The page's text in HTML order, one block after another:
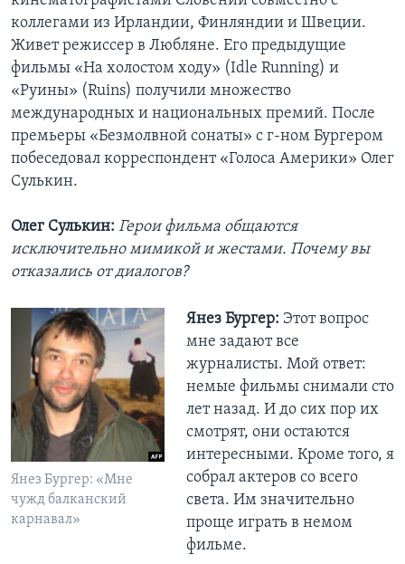
коллегами из Ирландии, Финляндии и Швеции.
Живет режиссер в Любляне. Его предыдущие
фильмы «На холостом ходу» (Idle Running) и
«Руины» (Ruins) получили множество
международных и национальных премий. После
премьеры «Безмолвной сонаты» с г-ном Бургером
побеседовал корреспондент «Голоса Америки» Олег
Сулькин.
Олег Сулькин: Герои фильма общаются
исключительно мимикой и жестами. Почему вы
отказались от диалогов?
Янез Бургер: «Мне
чужд балканский
карнавал»
Янез Бургер: Этот вопрос
мне задают все
журналисты. Мой ответ:
немые фильмы снимали сто
лет назад. И до сих пор их
смотрят, они остаются
интересными. Кроме того, я
собрал актеров со всего
света. Им значительно
проще играть в немом
фильме.